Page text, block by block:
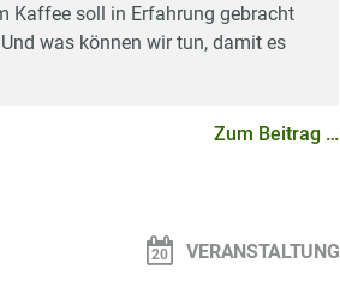
Kaffee soll in Erfahrung gebracht
was können wir tun, damit es
Zum Beitrag …
VERANSTALTUNG